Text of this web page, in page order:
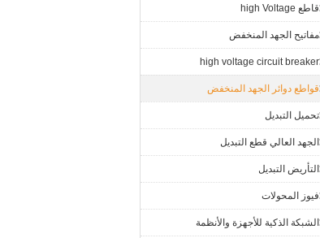
قاطع high Voltage
مفاتيح الجهد المنخفض
high voltage circuit breaker
قواطع دوائر الجهد المنخفض
تحميل التبديل
الجهد العالي قطع التبديل
التأريض التبديل
فيوز المحولات
الشبكة الذكية للأجهزة والأنظمة